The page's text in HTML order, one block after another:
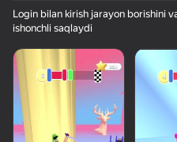
Login bilan kirish jarayon borishini
ishonchli saqlaydi